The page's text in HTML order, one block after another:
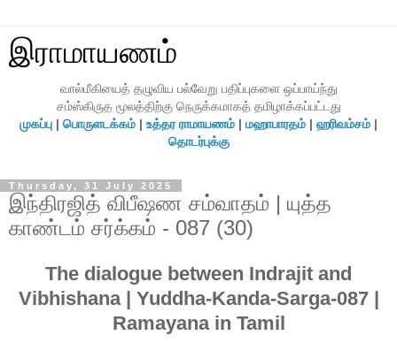
இராமாயணம்
வால்மீகியைத் தழுவிய பல்வேறு பதிப்புகளை ஒப்பாய்ந்து
சம்ஸ்கிருத மூலத்திற்கு நெருக்கமாகத் தமிழாக்கப்பட்டது
முகப்பு | பொருளடக்கம் | உத்தர ராமாயணம் | மஹாபாரதம் | ஹரிவம்சம் |
தொடர்புக்கு
Thursday, 31 July 2025
இந்திரஜித் விபீஷண சம்வாதம் | யுத்த
காண்டம் சர்க்கம் - 087 (30)
The dialogue between Indrajit and
Vibhishana | Yuddha-Kanda-Sarga-087 |
Ramayana in Tamil